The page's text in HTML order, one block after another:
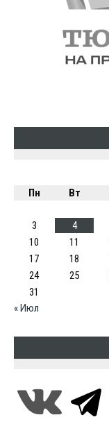
Пн
Вт
3
4
10
11
17
18
24
25
31
« Июл